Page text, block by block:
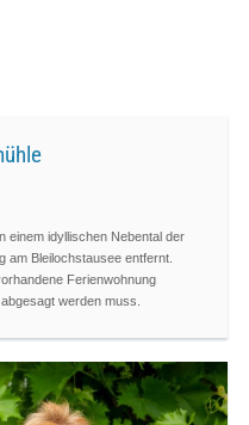
einem idyllischen Nebental der
am Bleilochstausee entfernt.
Ferienwohnung
werden muss.